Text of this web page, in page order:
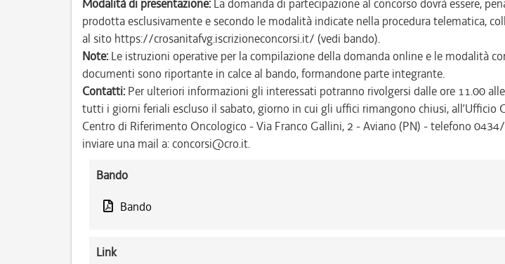
Modalità di presentazione: La domanda di partecipazione al concorso dovrà essere,
prodotta esclusivamente e secondo le modalità indicate nella procedura telematica,
al sito https://crosanitafvg.iscrizioneconcorsi.it/ (vedi bando).
Note: Le istruzioni operative per la compilazione della domanda online e le modalità
documenti sono riportante in calce al bando, formandone parte integrante.
Contatti: Per ulteriori informazioni gli interessati potranno rivolgersi dalle ore 11.00
tutti i giorni feriali escluso il sabato, giorno in cui gli uffici rimangono chiusi, all’Ufficio
Centro di Riferimento Oncologico - Via Franco Gallini, 2 - Aviano (PN) - telefono
inviare una mail a: concorsi@cro.it.
Bando
Bando
Link